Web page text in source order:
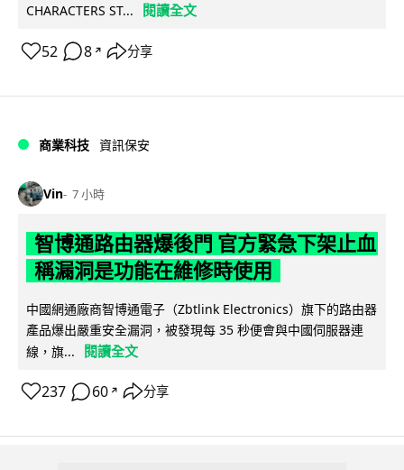
CHARACTERS ST...
閱讀全文
52 8 ↗ 分享
商業科技 資訊保安
Vin 7 小時
智博通路由器爆後門 官方緊急下架止血
稱漏洞是功能在維修時使用
中國網通廠商智博通電子（Zbtlink Electronics）旗下的路由器
產品爆出嚴重安全漏洞，被發現每 35 秒便會與中國伺服器連
線，旗...
閱讀全文
237 60 ↗ 分享